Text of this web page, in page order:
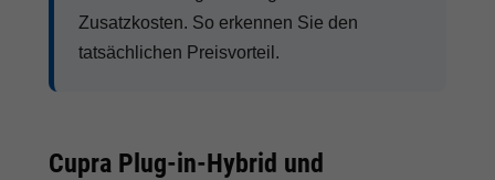
Zusatzkosten. So erkennen Sie den
tatsächlichen Preisvorteil.
Cupra Plug-in-Hybrid und